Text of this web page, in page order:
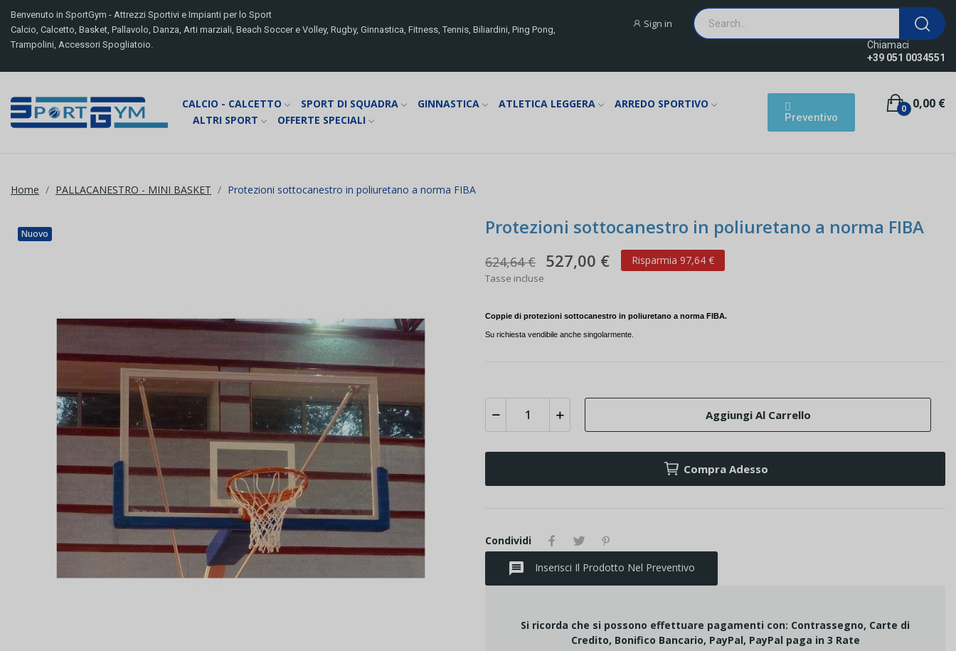
Benvenuto in SportGym - Attrezzi Sportivi e Impianti per lo Sport
Calcio, Calcetto, Basket, Pallavolo, Danza, Arti marziali, Beach Soccer e Volley, Rugby, Ginnastica, Fitness, Tennis, Biliardini, Ping Pong,
Trampolini, Accessori Spogliatoio.
Sign in
Chiamaci
+39 051 0034551
CALCIO - CALCETTO SPORT DI SQUADRA GINNASTICA ATLETICA LEGGERA
ARREDO SPORTIVO
ALTRI SPORT
OFFERTE SPECIALI Preventivo
0,00 €
0
Home PALLACANESTRO - MINI BASKET Protezioni sottocanestro in poliuretano a norma FIBA
Nuovo Protezioni sottocanestro in poliuretano a norma FIBA
624,64 € 527,00 € Risparmia 97,64 €
Tasse incluse
Coppie di protezioni sottocanestro in poliuretano a norma FIBA.
Su richiesta vendibile anche singolarmente.
Aggiungi Al Carrello
Compra Adesso
Condividi
message Inserisci Il Prodotto Nel Preventivo
Si ricorda che si possono effettuare pagamenti con: Contrassegno, Carte di
Credito, Bonifico Bancario, PayPal, PayPal paga in 3 Rate